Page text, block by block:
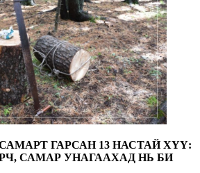
ГАРСАН 13 НАСТАЙ ХҮҮ:
САМАР УНАГААХАД НЬ БИ